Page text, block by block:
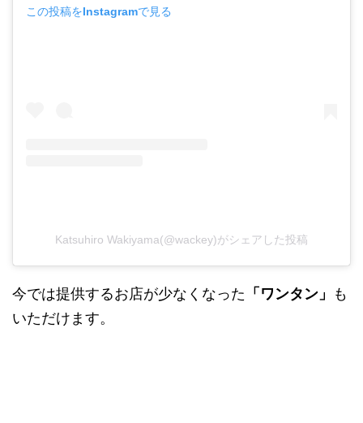
この投稿をInstagramで見る
Katsuhiro Wakiyama(@wackey)がシェアした投稿
今では提供するお店が少なくなった 「ワンタン」
も
いただけます。